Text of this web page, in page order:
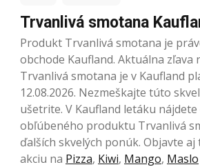
Trvanlivá smotana
Produkt Trvanlivá smotana je
obchode Kaufland. Aktuálna zľava
Trvanlivá smotana je v Kaufland
12.08.2026. Nezmeškajte túto
ušetrite. V Kaufland letáku
obľúbeného produktu Trvanlivá
ďalších skvelých ponúk. Objavte
akciu na Pizza, Kiwi, Mango, Maslo